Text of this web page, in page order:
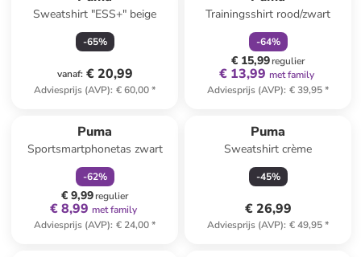
Sweatshirt "ESS+" beige
-65%
vanaf: € 20,99
Adviesprijs (AVP): € 60,00*
Trainingsshirt rood/zwart
-64%
€ 15,99regulier
€ 13,99 met family
Adviesprijs (AVP): € 39,95*
Puma
Sportsmartphonetas zwart
-62%
€ 9,99regulier
€ 8,99 met family
Adviesprijs (AVP): € 24,00*
Puma
Sweatshirt crème
-45%
€ 26,99
Adviesprijs (AVP): € 49,95*